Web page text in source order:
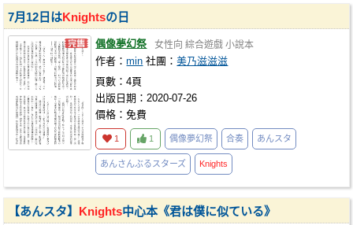
7月12日はKnightsの日
偶像夢幻祭 女性向 綜合遊戲 小說本
作者：min 社團：美乃滋滋滋
頁數：4頁
出版日期：2020-07-26
價格：免費
1 1 偶像夢幻祭 合奏 あんスタ
あんさんぶるスターズ Knights
【あんスタ】 Knights中心本《君は僕に似ている》